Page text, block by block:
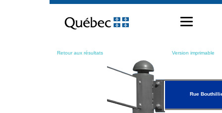
contenu
Retour aux résultats Version imprimable
Rue